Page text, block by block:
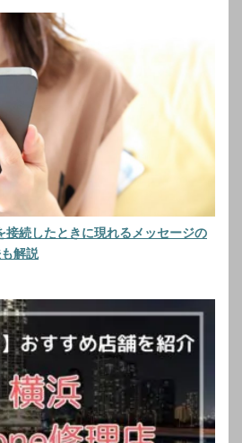
続したときに現れるメッセージの
解説